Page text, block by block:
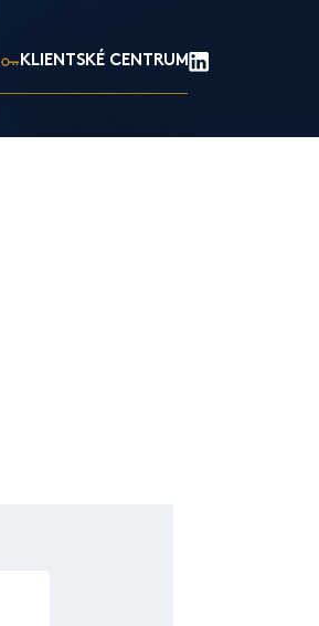
KLIENTSKÉ CENTRUM